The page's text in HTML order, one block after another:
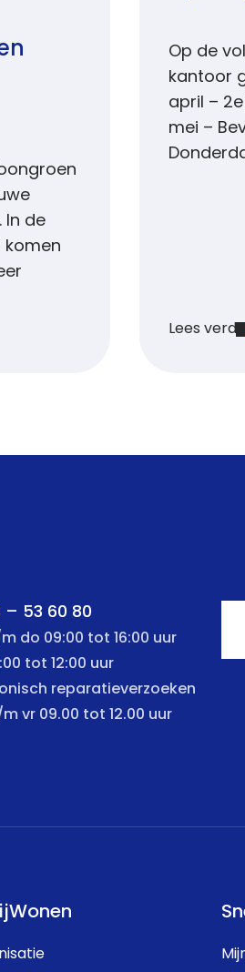
In de
komen
Op de
kantoor
april –
mei –
Lees verder
– 53 60 80
do 09:00 tot 16:00 uur
tot 12:00 uur
reparatieverzoeken
vr 09.00 tot 12.00 uur